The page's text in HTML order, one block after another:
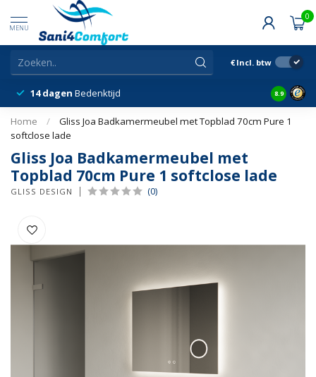
MENU
0
€ Incl. btw
14 dagen Bedenktijd Snelle
8.9
Home /
Gliss Joa Badkamermeubel met Topblad 70cm Pure 1
softclose lade
Gliss Joa Badkamermeubel met
Topblad 70cm Pure 1 softclose lade
GLISS DESIGN (0)